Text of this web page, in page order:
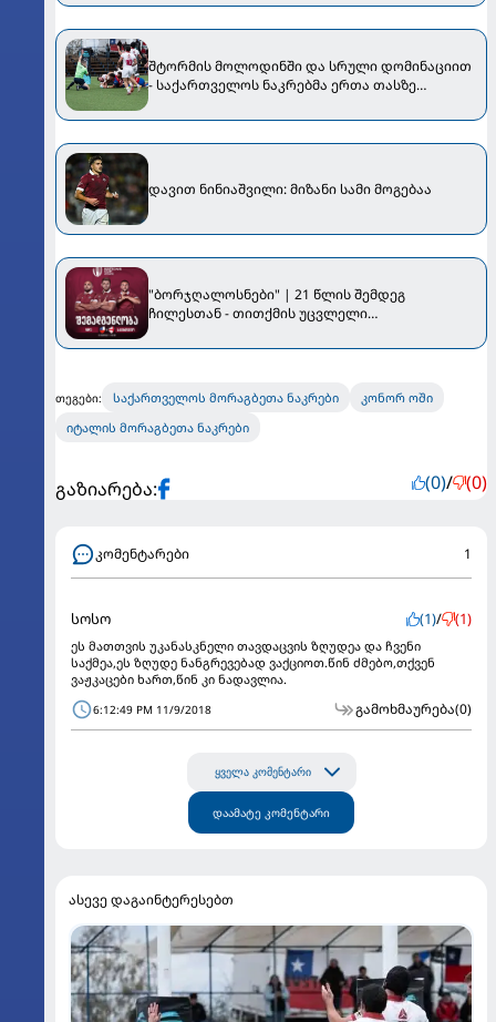
შტორმის მოლოდინში და სრული დომინაციით
- საქართველოს ნაკრებმა ერთა თასზე
დავით ნინიაშვილი: მიზანი სამი მოგებაა
"ბორჯღალოსნები" | 21 წლის შემდეგ
ჩილესთან - თითქმის უცვლელი
თეგები: საქართველოს მორაგბეთა ნაკრები
კონორ ოში
იტალის მორაგბეთა ნაკრები
გაზიარება: (0)/ (0)
კომენტარები 1
სოსო (1)/ (1)
ეს მათთვის უკანასკნელი თავდაცვის ზღუდეა და ჩვენი
საქმეა,ეს ზღუდე ნანგრევებად ვაქციოთ.წინ ძმებო,თქვენ
ვაჟკაცები ხართ,წინ კი ნადავლია.
6:12:49 PM 11/9/2018 გამოხმაურება(0)
ყველა კომენტარი
დაამატე კომენტარი
ასევე დაგაინტერესებთ